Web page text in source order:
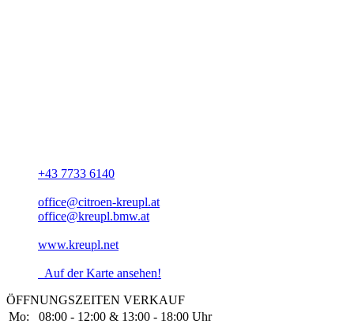
+43 7733 6140
office@citroen-kreupl.at
office@kreupl.bmw.at
www.kreupl.net
Auf der Karte ansehen!
ÖFFNUNGSZEITEN VERKAUF
Mo:
08:00 - 12:00 & 13:00 - 18:00 Uhr